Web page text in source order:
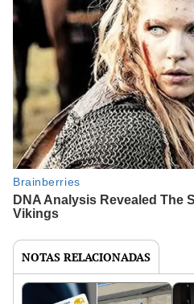
NOTAS RELACIONADAS